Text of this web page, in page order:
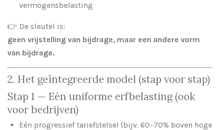
vermogensbelasting
👉 De sleutel is:
geen vrijstelling van bijdrage, maar een andere vorm
van bijdrage.
2. Het geïntegreerde model (stap voor stap)
Stap 1 — Eén uniforme erfbelasting (ook
voor bedrijven)
Eén progressief tariefstelsel (bijv. 60–70% boven hoge